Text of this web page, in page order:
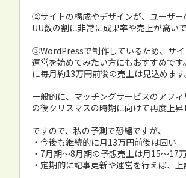
②サイトの構成やデザインが、ユーザー
UU数の割に非常に成果率や売上が高いで
③WordPressで制作しているため、サイ
運営を始めてみたい方にもおすすめで
に毎月約13万円前後の売上は見込めます
一般的に、マッチングサービスのアフ
の後クリスマスの時期に向けて再度上昇
ですので、私の予測で恐縮ですが、
・今後も継続的に月13万円前後は固い
・7月期〜8月期の予想売上は月15～17
・定期的に記事更新や運営を行えば、